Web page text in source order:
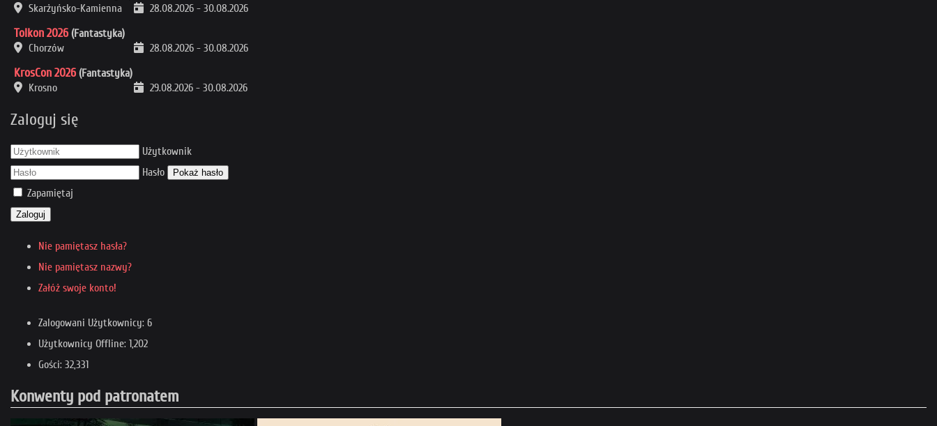
Skarżyńsko-Kamienna
28.08.2026 - 30.08.2026
Tolkon 2026 (Fantastyka)
Chorzów
28.08.2026 - 30.08.2026
KrosCon 2026 (Fantastyka)
Krosno
29.08.2026 - 30.08.2026
Zaloguj się
Użytkownik
Hasło
Pokaż hasło
Zapamiętaj
Zaloguj
Nie pamiętasz hasła?
Nie pamiętasz nazwy?
Załóż swoje konto!
Zalogowani Użytkownicy: 6
Użytkownicy Offline: 1,202
Gości: 32,331
Konwenty pod patronatem